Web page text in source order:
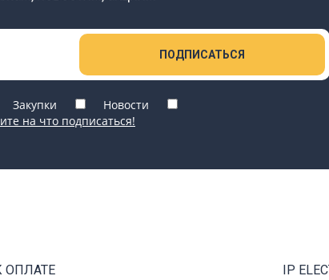
ПОДПИСАТЬСЯ
Закупки
Новости
на что подписаться!
IP